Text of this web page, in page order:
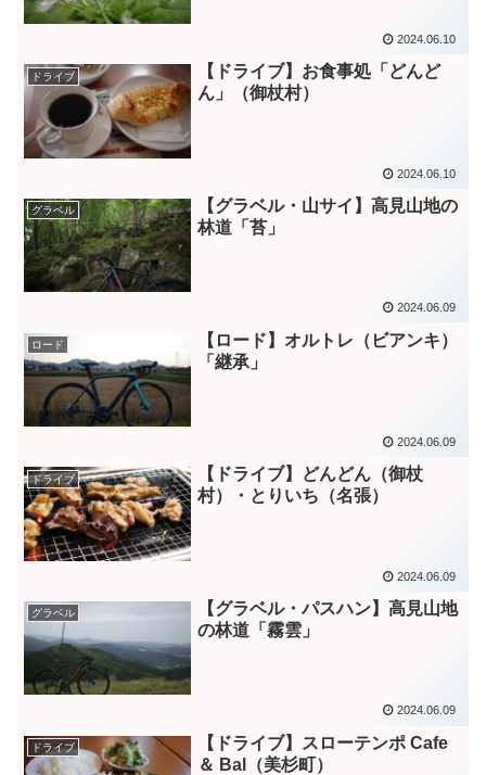
2024.06.10
ドライブ
【ドライブ】お食事処「どんど
ん」（御杖村）
2024.06.10
グラベル
【グラベル・山サイ】高見山地の
林道「苔」
2024.06.09
ロード
【ロード】オルトレ（ビアンキ）
「継承」
2024.06.09
ドライブ
【ドライブ】どんどん（御杖
村）・とりいち（名張）
2024.06.09
グラベル
【グラベル・パスハン】高見山地
の林道「霧雲」
2024.06.09
ドライブ
【ドライブ】スローテンポ Cafe
＆ Bal（美杉町）